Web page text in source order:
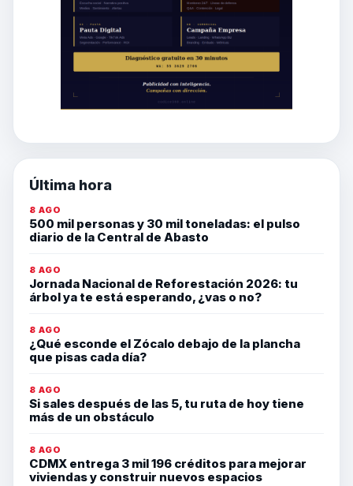
Última hora
8 AGO
500 mil personas y 30 mil toneladas: el pulso
diario de la Central de Abasto
8 AGO
Jornada Nacional de Reforestación 2026: tu
árbol ya te está esperando, ¿vas o no?
8 AGO
¿Qué esconde el Zócalo debajo de la plancha
que pisas cada día?
8 AGO
Si sales después de las 5, tu ruta de hoy tiene
más de un obstáculo
8 AGO
CDMX entrega 3 mil 196 créditos para mejorar
viviendas y construir nuevos espacios